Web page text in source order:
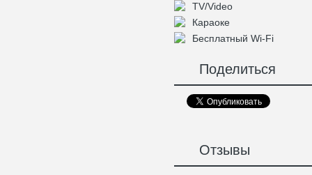
TV/Video
Караоке
Бесплатный Wi-Fi
Поделиться
Отзывы